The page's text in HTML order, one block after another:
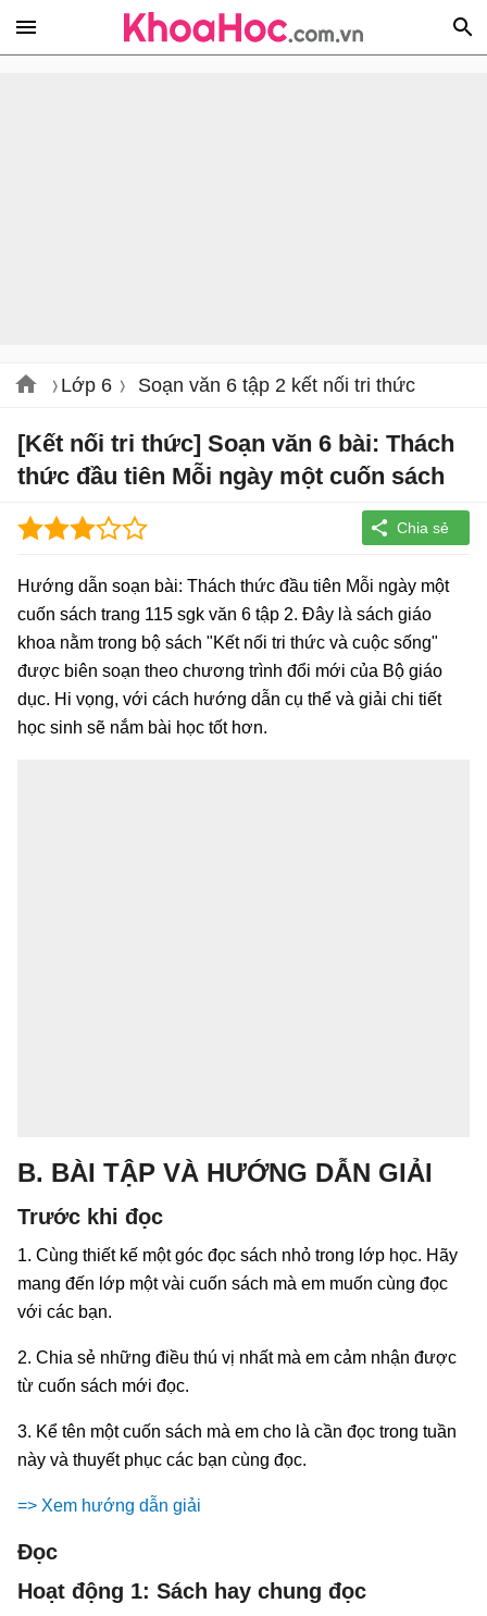
Lớp 6 Soạn văn 6 tập 2 kết nối tri thức
[Kết nối tri thức] Soạn văn 6 bài: Thách
thức đầu tiên Mỗi ngày một cuốn sách
Hướng dẫn soạn bài: Thách thức đầu tiên Mỗi ngày một
cuốn sách trang 115 sgk văn 6 tập 2. Đây là sách giáo
khoa nằm trong bộ sách "Kết nối tri thức và cuộc sống"
được biên soạn theo chương trình đổi mới của Bộ giáo
dục. Hi vọng, với cách hướng dẫn cụ thể và giải chi tiết
học sinh sẽ nắm bài học tốt hơn.
B. BÀI TẬP VÀ HƯỚNG DẪN GIẢI
Trước khi đọc
1. Cùng thiết kế một góc đọc sách nhỏ trong lớp học. Hãy
mang đến lớp một vài cuốn sách mà em muốn cùng đọc
với các bạn.
2. Chia sẻ những điều thú vị nhất mà em cảm nhận được
từ cuốn sách mới đọc.
3. Kể tên một cuốn sách mà em cho là cần đọc trong tuần
này và thuyết phục các bạn cùng đọc.
=> Xem hướng dẫn giải
Đọc
Hoạt động 1: Sách hay chung đọc